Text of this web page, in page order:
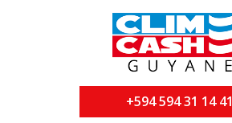
+594 594 31 14 41